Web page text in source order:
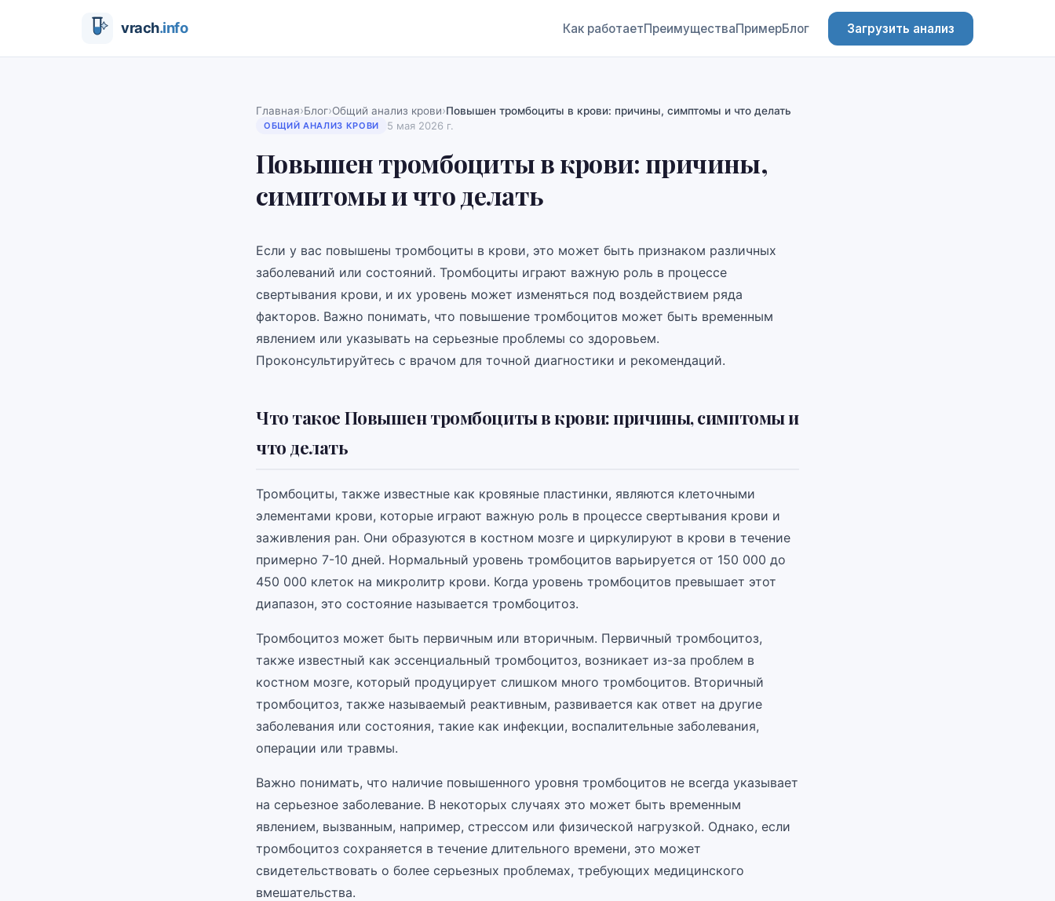
Как работаетПреимуществаПримерБлог Загрузить анализ
Главная›Блог›Общий анализ крови›Повышен тромбоциты в крови: причины, симптомы и что делать
ОБЩИЙ АНАЛИЗ КРОВИ 5 мая 2026 г.
Повышен тромбоциты в крови: причины,
симптомы и что делать
Если у вас повышены тромбоциты в крови, это может быть признаком различных
заболеваний или состояний. Тромбоциты играют важную роль в процессе
свертывания крови, и их уровень может изменяться под воздействием ряда
факторов. Важно понимать, что повышение тромбоцитов может быть временным
явлением или указывать на серьезные проблемы со здоровьем.
Проконсультируйтесь с врачом для точной диагностики и рекомендаций.
Что такое Повышен тромбоциты в крови: причины, симптомы и
что делать
Тромбоциты, также известные как кровяные пластинки, являются клеточными
элементами крови, которые играют важную роль в процессе свертывания крови и
заживления ран. Они образуются в костном мозге и циркулируют в крови в течение
примерно 7-10 дней. Нормальный уровень тромбоцитов варьируется от 150 000 до
450 000 клеток на микролитр крови. Когда уровень тромбоцитов превышает этот
диапазон, это состояние называется тромбоцитоз.
Тромбоцитоз может быть первичным или вторичным. Первичный тромбоцитоз,
также известный как эссенциальный тромбоцитоз, возникает из-за проблем в
костном мозге, который продуцирует слишком много тромбоцитов. Вторичный
тромбоцитоз, также называемый реактивным, развивается как ответ на другие
заболевания или состояния, такие как инфекции, воспалительные заболевания,
операции или травмы.
Важно понимать, что наличие повышенного уровня тромбоцитов не всегда указывает
на серьезное заболевание. В некоторых случаях это может быть временным
явлением, вызванным, например, стрессом или физической нагрузкой. Однако, если
тромбоцитоз сохраняется в течение длительного времени, это может
свидетельствовать о более серьезных проблемах, требующих медицинского
вмешательства.